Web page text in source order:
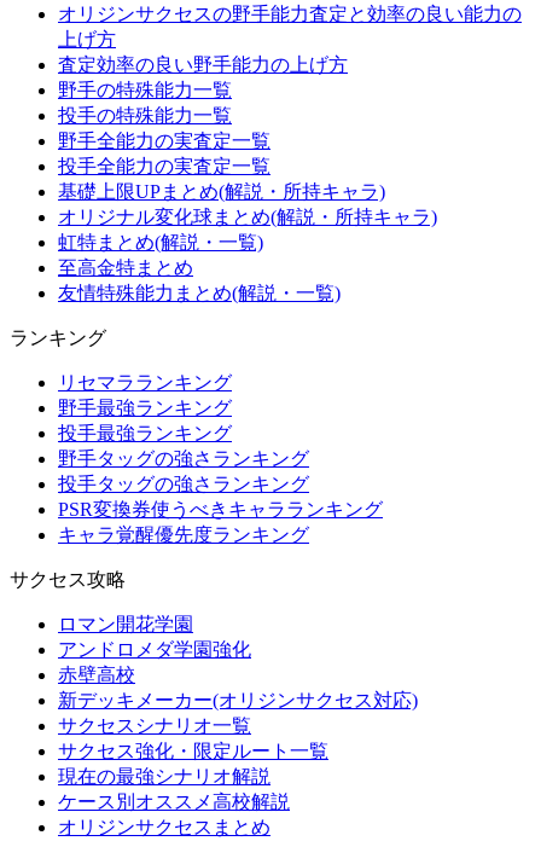
オリジンサクセスの野手能力査定と効率の良い能力の
上げ方
査定効率の良い野手能力の上げ方
野手の特殊能力一覧
投手の特殊能力一覧
野手全能力の実査定一覧
投手全能力の実査定一覧
基礎上限UPまとめ(解説・所持キャラ)
オリジナル変化球まとめ(解説・所持キャラ)
虹特まとめ(解説・一覧)
至高金特まとめ
友情特殊能力まとめ(解説・一覧)
ランキング
リセマラランキング
野手最強ランキング
投手最強ランキング
野手タッグの強さランキング
投手タッグの強さランキング
PSR変換券使うべきキャラランキング
キャラ覚醒優先度ランキング
サクセス攻略
ロマン開花学園
アンドロメダ学園強化
赤壁高校
新デッキメーカー(オリジンサクセス対応)
サクセスシナリオ一覧
サクセス強化・限定ルート一覧
現在の最強シナリオ解説
ケース別オススメ高校解説
オリジンサクセスまとめ